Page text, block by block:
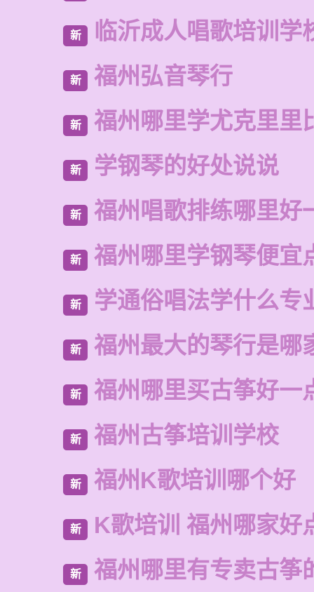
新 临沂成人唱歌培训学
新 福州弘音琴行
新 福州哪里学尤克里里
新 学钢琴的好处说说
新 福州唱歌排练哪里好
新 福州哪里学钢琴便宜
新 学通俗唱法学什么专
新 福州最大的琴行是哪
新 福州哪里买古筝好一
新 福州古筝培训学校
新 福州K歌培训哪个好
新 K歌培训 福州哪家好
新 福州哪里有专卖古筝